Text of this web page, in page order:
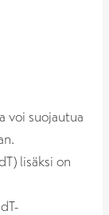
voi suojautua
lisäksi on